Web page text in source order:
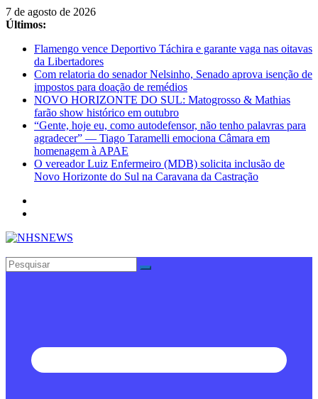
Pular
para
conteúdo
7 de agosto de 2026
Últimos:
Flamengo vence Deportivo Táchira e garante vaga nas oitavas
da Libertadores
Com relatoria do senador Nelsinho, Senado aprova isenção de
impostos para doação de remédios
NOVO HORIZONTE DO SUL: Matogrosso & Mathias
farão show histórico em outubro
“Gente, hoje eu, como autodefensor, não tenho palavras para
agradecer” — Tiago Taramelli emociona Câmara em
homenagem à APAE
O vereador Luiz Enfermeiro (MDB) solicita inclusão de
Novo Horizonte do Sul na Caravana da Castração